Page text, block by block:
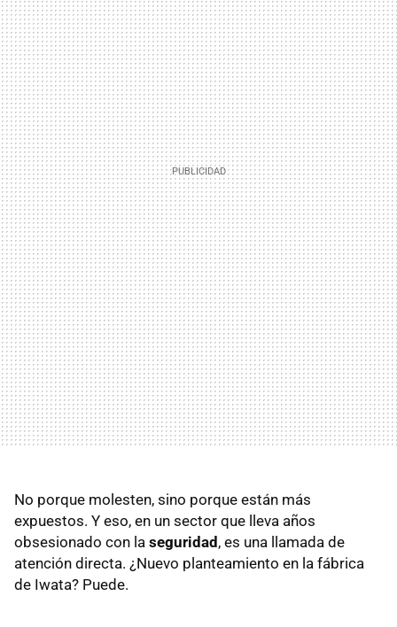
No porque molesten, sino porque están más
expuestos. Y eso, en un sector que lleva años
obsesionado con la seguridad, es una llamada de
atención directa. ¿Nuevo planteamiento en la fábrica
de Iwata? Puede.